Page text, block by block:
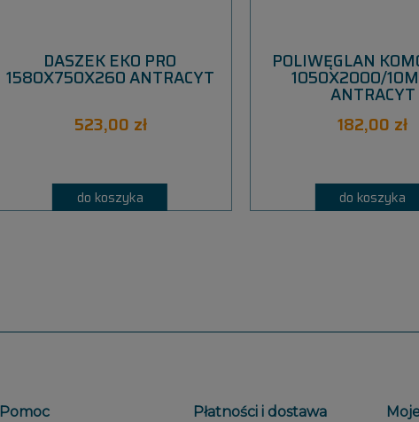
DASZEK EKO PRO
1580X750X260 ANTRACYT
523,00 zł
do koszyka
POLIWĘGLAN
1050X2000/
ANTRACYT
182,00 zł
do koszyka
Pomoc Płatności i dostawa